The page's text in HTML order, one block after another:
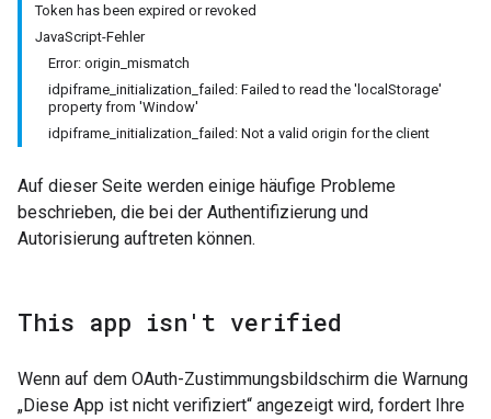
Token has been expired or revoked
JavaScript-Fehler
Error: origin_mismatch
idpiframe_initialization_failed: Failed to read the 'localStorage'
property from 'Window'
idpiframe_initialization_failed: Not a valid origin for the client
Auf dieser Seite werden einige häufige Probleme
beschrieben, die bei der Authentifizierung und
Autorisierung auftreten können.
This app isn't verified
Wenn auf dem OAuth-Zustimmungsbildschirm die Warnung
„Diese App ist nicht verifiziert“ angezeigt wird, fordert Ihre